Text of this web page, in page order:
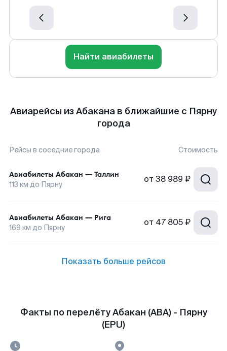
Найти авиабилеты
Авиарейсы из Абакана в ближайшие с Пярну
города
Рейсы в соседние города Стоимость
Авиабилеты Абакан — Таллин
113 км до Пярну от 38 989 ₽
Авиабилеты Абакан — Рига
169 км до Пярну от 47 805 ₽
Показать больше рейсов
Факты по перелёту Абакан (ABA) - Пярну
(EPU)